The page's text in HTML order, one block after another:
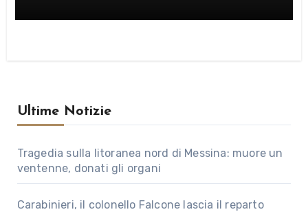
Ultime Notizie
Tragedia sulla litoranea nord di Messina: muore un
ventenne, donati gli organi
Carabinieri, il colonello Falcone lascia il reparto